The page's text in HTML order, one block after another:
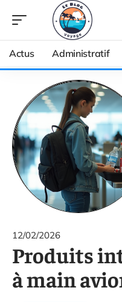
Actus Administratif
12/02/2026
Produits
à main